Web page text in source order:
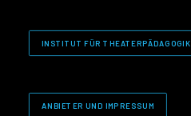
INSTITUT FÜR THEATERPÄDAGOGIK
ANBIETER UND IMPRESSUM